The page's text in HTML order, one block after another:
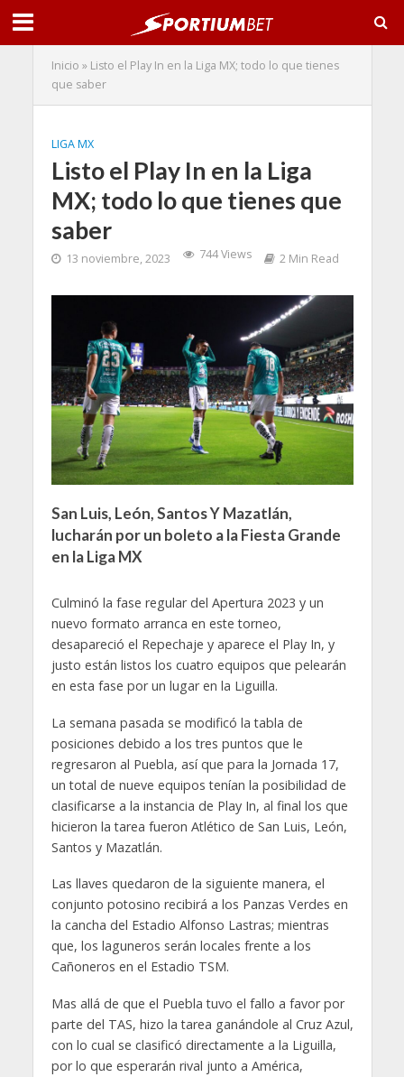
Inicio » Listo el Play In en la Liga MX; todo lo que tienes
que saber
LIGA MX
Listo el Play In en la Liga
MX; todo lo que tienes que
saber
13 noviembre, 2023 744 Views 2 Min Read
San Luis, León, Santos Y Mazatlán,
lucharán por un boleto a la Fiesta Grande
en la Liga MX
Culminó la fase regular del Apertura 2023 y un
nuevo formato arranca en este torneo,
desapareció el Repechaje y aparece el Play In, y
justo están listos los cuatro equipos que pelearán
en esta fase por un lugar en la Liguilla.
La semana pasada se modificó la tabla de
posiciones debido a los tres puntos que le
regresaron al Puebla, así que para la Jornada 17,
un total de nueve equipos tenían la posibilidad de
clasificarse a la instancia de Play In, al final los que
hicieron la tarea fueron Atlético de San Luis, León,
Santos y Mazatlán.
Las llaves quedaron de la siguiente manera, el
conjunto potosino recibirá a los Panzas Verdes en
la cancha del Estadio Alfonso Lastras; mientras
que, los laguneros serán locales frente a los
Cañoneros en el Estadio TSM.
Mas allá de que el Puebla tuvo el fallo a favor por
parte del TAS, hizo la tarea ganándole al Cruz Azul,
con lo cual se clasificó directamente a la Liguilla,
por lo que esperarán rival junto a América,